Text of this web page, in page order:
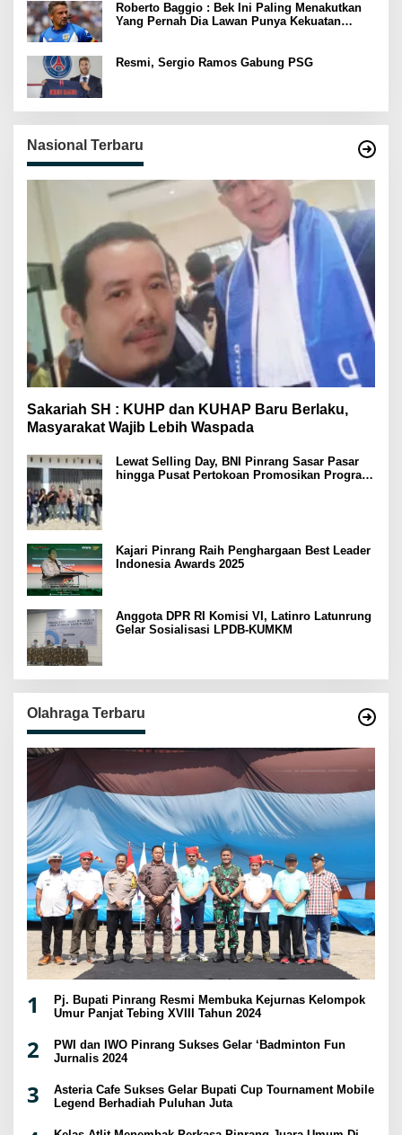
Roberto Baggio : Bek Ini Paling Menakutkan
Yang Pernah Dia Lawan Punya Kekuatan
Resmi, Sergio Ramos Gabung PSG
Nasional Terbaru
Sakariah SH : KUHP dan KUHAP Baru Berlaku,
Masyarakat Wajib Lebih Waspada
Lewat Selling Day, BNI Pinrang Sasar Pasar
hingga Pusat Pertokoan Promosikan Program
Kajari Pinrang Raih Penghargaan Best Leader
Indonesia Awards 2025
Anggota DPR RI Komisi VI, Latinro Latunrung
Gelar Sosialisasi LPDB-KUMKM
Olahraga Terbaru
1
Pj. Bupati Pinrang Resmi Membuka Kejurnas Kelompok
Umur Panjat Tebing XVIII Tahun 2024
2
PWI dan IWO Pinrang Sukses Gelar ‘Badminton Fun
Jurnalis 2024
3
Asteria Cafe Sukses Gelar Bupati Cup Tournament Mobile
Legend Berhadiah Puluhan Juta